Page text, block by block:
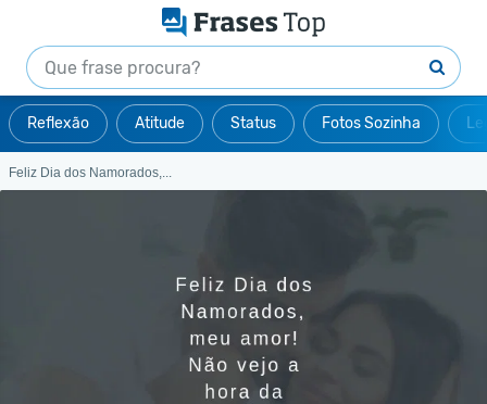
Reflexão Atitude Status Fotos Sozinha
Feliz Dia dos Namorados,...